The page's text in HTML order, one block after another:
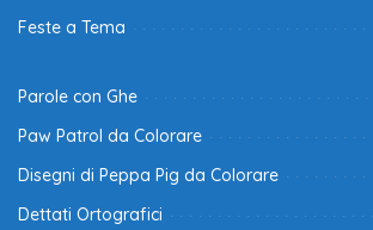
Feste a Tema
Parole con Ghe
Paw Patrol da Colorare
Disegni di Peppa Pig da Colorare
Dettati Ortografici